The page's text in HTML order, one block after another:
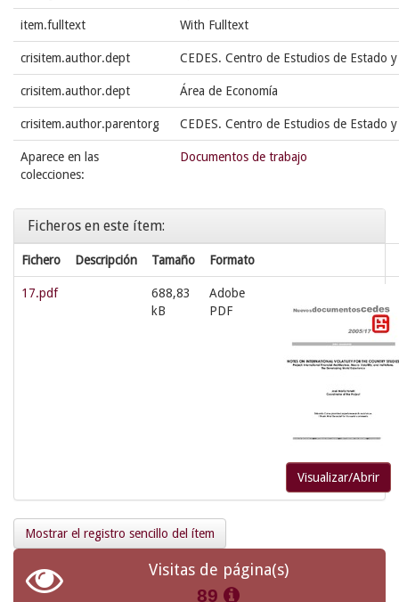
item.fulltext With Fulltext
crisitem.author.dept CEDES. Centro de Estudios de Estado
crisitem.author.dept Área de Economía
crisitem.author.parentorg CEDES. Centro de Estudios de Estado
Aparece en las
colecciones:
Documentos de trabajo
Ficheros en este ítem:
Fichero Descripción Tamaño Formato
17.pdf
688,83
kB
Adobe
PDF
Visualizar/Abrir
Mostrar el registro sencillo del ítem
Visitas de página(s)
89